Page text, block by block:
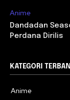
Anime
Dandadan
Perdana Dirilis
KATEGORI
Anime